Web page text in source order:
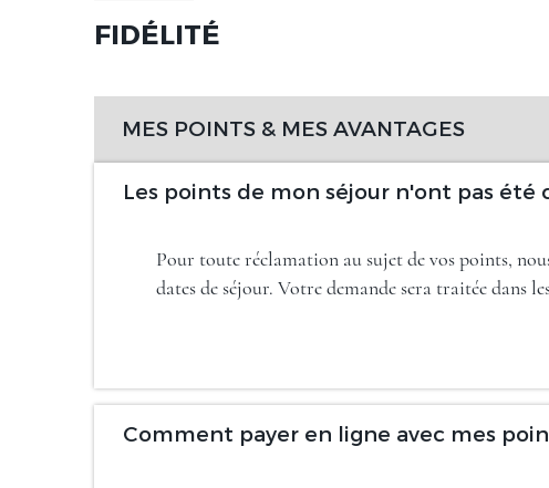
FIDÉLITÉ
MES POINTS & MES AVANTAGES
Les points de mon séjour n'ont pas
Pour toute réclamation au sujet de vos points,
dates de séjour. Votre demande sera traitée dans
Comment payer en ligne avec mes